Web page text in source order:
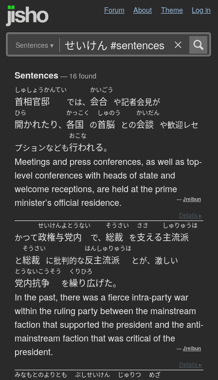
Forum About Theme Log in
Sentences ▾
Sentences— 16 found
しゅしょうかんてい
首相官邸 では、
かいごう
会合 や記者会見が
ひら
開かれたり、
かっこく
各国 の
しゅのう
首脳 との
かいだん
会談 や歓迎レセ
プションなども
おこな
行われる。
Meetings and press conferences, as well as top-
level conferences with heads of state and
welcome receptions, are held at the prime
minister’s official residence.
— Jreibun
Details ▸
かつて
せいけんよとうない
政権与党内 で、
そうさい
総裁 を
ささ
支える
しゅりゅうは
主流派
と
そうさい
総裁 に批判的な
はんしゅりゅうは
反主流派 とが、激しい
とうないこうそう
党内抗争 を
くりひろ
繰り広げた。
In the past, there was a fierce intra-party war
within the ruling party between the mainstream
faction that supported the president and the anti-
mainstream faction that was critical of the
president.
— Jreibun
Details ▸
みなもとのよりとも
ぶしせいけん じゅりつ めざ